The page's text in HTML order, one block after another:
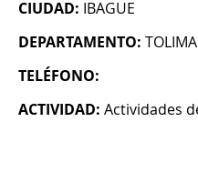
CIUDAD: IBAGUE
DEPARTAMENTO: TOLIMA
TELÉFONO:
ACTIVIDAD: Actividades